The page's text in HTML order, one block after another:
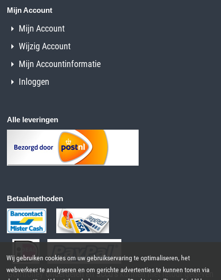
Mijn Account
Mijn Account
Wijzig Account
Mijn Accountinformatie
Inloggen
Alle leveringen
Betaalmethoden
Golftrolleyonderdelenenaccu'skunnen niet retour gegeven
Wij gebruiken cookies om uw gebruikservaring te optimaliseren, het
webverkeer te analyseren en om gerichte advertenties te kunnen tonen via